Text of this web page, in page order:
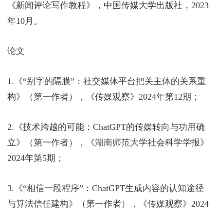
《新闻评论写作教程》，中国传媒大学出版社， 2023
年10月。
论文
1. 《“别字的隔膜”：社交媒体平台把关主体的关系重
构》（第一作者），《传媒观察》 2024年第12期；
2. 《技术跨越的可能： ChatGPT的传媒转向与功用确
立》（第一作者），《湖南师范大学社会科学学报》
2024年第5期；
3. 《“相信一段程序”： ChatGPT生成内容的认知途径
与算法信任建构》（第一作者），《传媒观察》 2024